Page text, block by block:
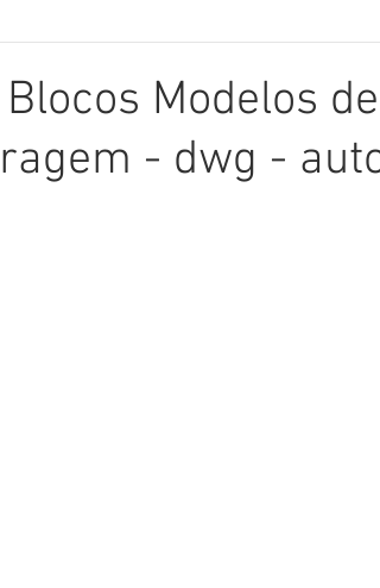
Modelos
- dwg -